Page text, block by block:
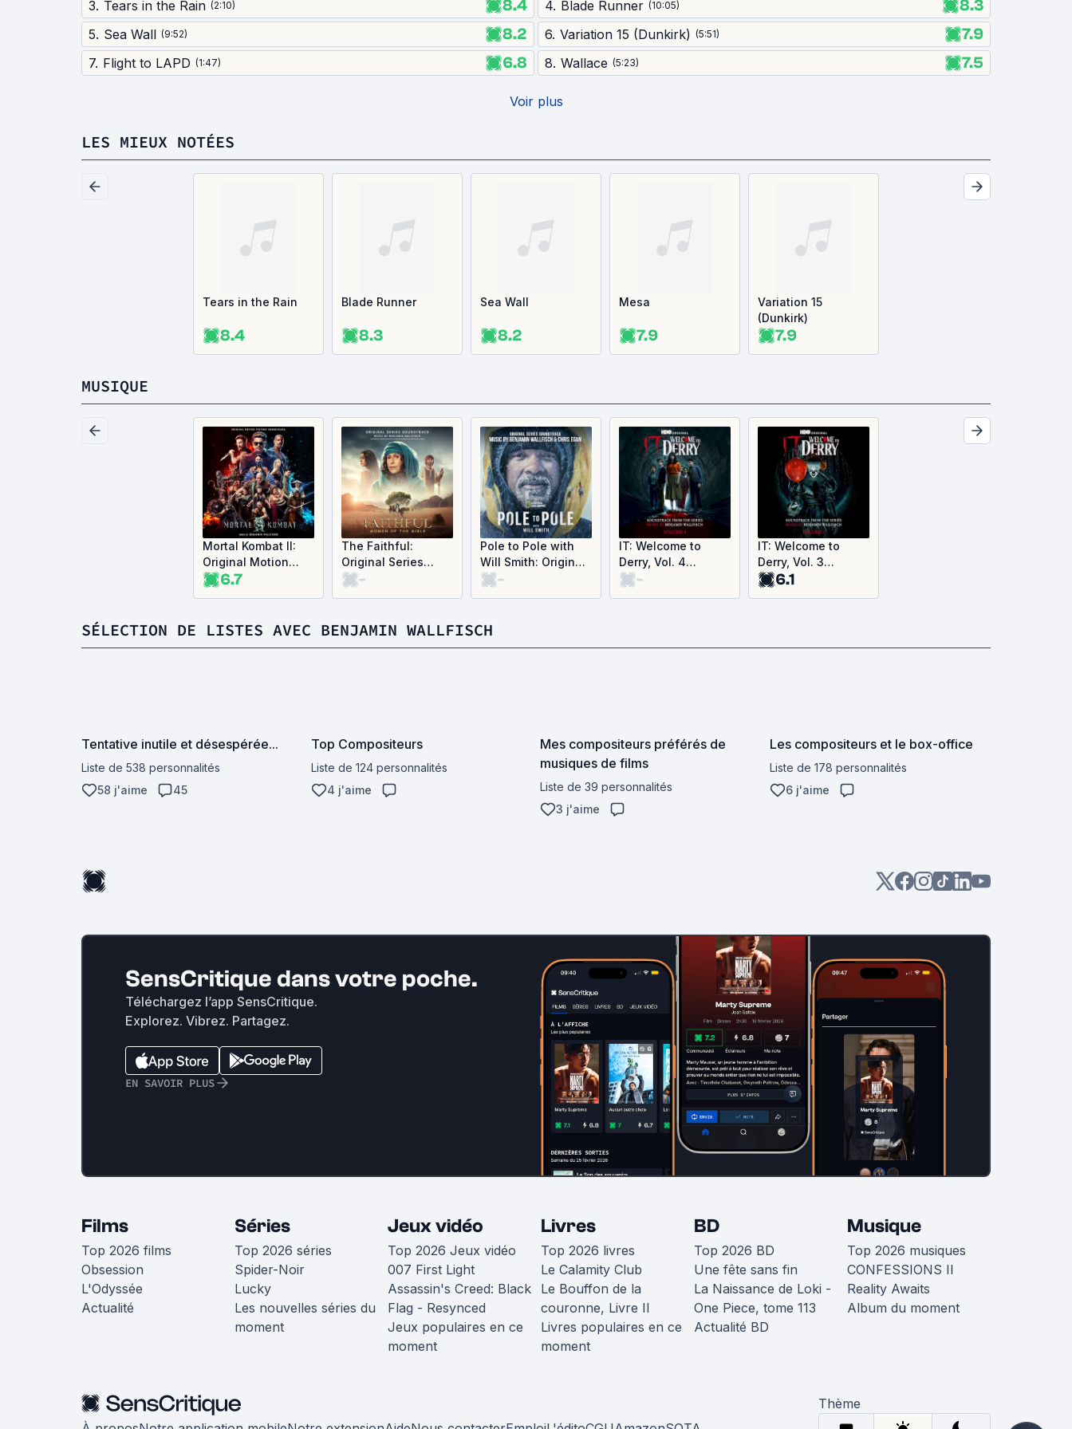
3. Tears in the Rain (2:10) 8.4 4. Blade Runner (10:05) 8.3
5. Sea Wall (9:52) 8.2 6. Variation 15 (Dunkirk) (5:51) 7.9
7. Flight to LAPD (1:47) 6.8 8. Wallace (5:23) 7.5
Voir plus
LES MIEUX NOTÉES
Tears in the Rain
8.4
Blade Runner
8.3
Sea Wall
8.2
Mesa
7.9
Variation 15
(Dunkirk)
7.9
MUSIQUE
Mortal Kombat II:
Original Motion
Picture Soundtrack
6.7
The Faithful:
Original Series
Soundtrack (OST)
-
Pole to Pole with
Will Smith: Original
Series Soundtrack
-
IT: Welcome to
Derry, Vol. 4
(Soundtrack from
-
IT: Welcome to
Derry, Vol. 3
(Soundtrack from
6.1
SÉLECTION DE LISTES AVEC BENJAMIN WALLFISCH
Tentative inutile et désespérée...
Liste de 538 personnalités
58 j'aime
45
Top Compositeurs
Liste de 124 personnalités
4 j'aime
Mes compositeurs préférés de
musiques de films
Liste de 39 personnalités
3 j'aime
Les compositeurs et le box-office
Liste de 178 personnalités
6 j'aime
SensCritique dans votre poche.
Téléchargez l’app SensCritique.
Explorez. Vibrez. Partagez.
EN SAVOIR PLUS
Films
Top 2026 films
Obsession
L'Odyssée
Actualité
Séries
Top 2026 séries
Spider-Noir
Lucky
Les nouvelles séries du
moment
Jeux vidéo
Top 2026 Jeux vidéo
007 First Light
Assassin's Creed: Black
Flag - Resynced
Jeux populaires en ce
moment
Livres
Top 2026 livres
Le Calamity Club
Le Bouffon de la
couronne, Livre II
Livres populaires en ce
moment
BD
Top 2026 BD
Une fête sans fin
La Naissance de Loki -
One Piece, tome 113
Actualité BD
Musique
Top 2026 musiques
CONFESSIONS II
Reality Awaits
Album du moment
Thème